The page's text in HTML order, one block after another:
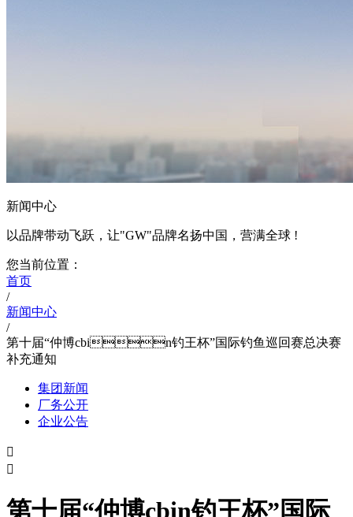
新闻中心
以品牌带动飞跃，让"GW"品牌名扬中国，营满全球 !
您当前位置：
首页
/
新闻中心
/
第十届“仲博cbin钓王杯”国际钓鱼巡回赛总决赛
补充通知
集团新闻
厂务公开
企业公告


第十届“仲博cbin钓王杯”国际